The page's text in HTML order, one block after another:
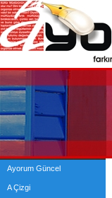
Ayorum Güncel
A Çizgi